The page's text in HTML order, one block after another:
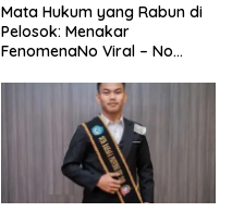
Mata Hukum yang Rabun di
Pelosok: Menakar
FenomenaNo Viral – No